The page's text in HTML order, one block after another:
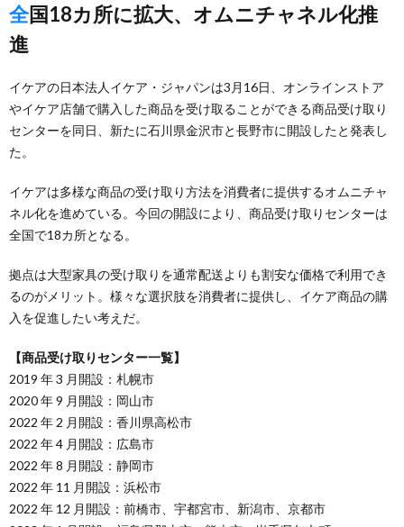
全国18カ所に拡大、オムニチャネル化推
進
イケアの日本法人イケア・ジャパンは3月16日、オンラインストア
やイケア店舗で購入した商品を受け取ることができる商品受け取り
センターを同日、新たに石川県金沢市と長野市に開設したと発表し
た。
イケアは多様な商品の受け取り方法を消費者に提供するオムニチャ
ネル化を進めている。今回の開設により、商品受け取りセンターは
全国で18カ所となる。
拠点は大型家具の受け取りを通常配送よりも割安な価格で利用でき
るのがメリット。様々な選択肢を消費者に提供し、イケア商品の購
入を促進したい考えだ。
【商品受け取りセンター一覧】
2019 年 3 月開設：札幌市
2020 年 9 月開設：岡山市
2022 年 2 月開設：香川県高松市
2022 年 4 月開設：広島市
2022 年 8 月開設：静岡市
2022 年 11 月開設：浜松市
2022 年 12 月開設：前橋市、宇都宮市、新潟市、京都市